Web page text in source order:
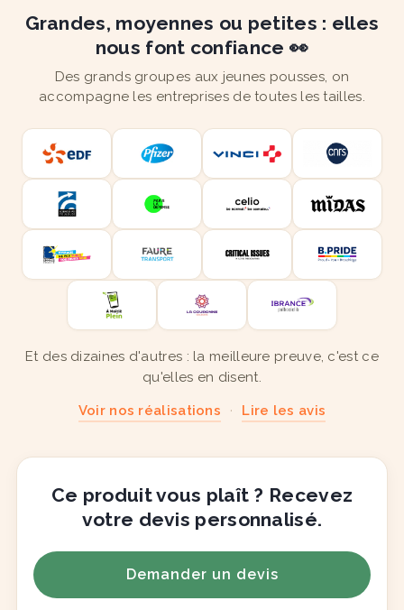
Grandes, moyennes ou petites : elles
nous font confiance 👀
Des grands groupes aux jeunes pousses, on
accompagne les entreprises de toutes les tailles.
Et des dizaines d'autres : la meilleure preuve, c'est ce
qu'elles en disent.
Voir nos réalisations · Lire les avis
Ce produit vous plaît ? Recevez
votre devis personnalisé.
Demander un devis